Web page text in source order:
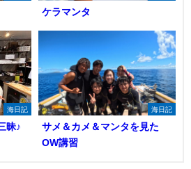
ケラマンタ
海日記
昧♪
海日記
サメ＆カメ＆マンタを見た
OW講習